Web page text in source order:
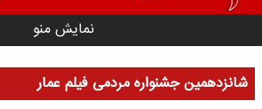
نمایش منو
شانزدهمین جشنواره مردمی فیلم عمار